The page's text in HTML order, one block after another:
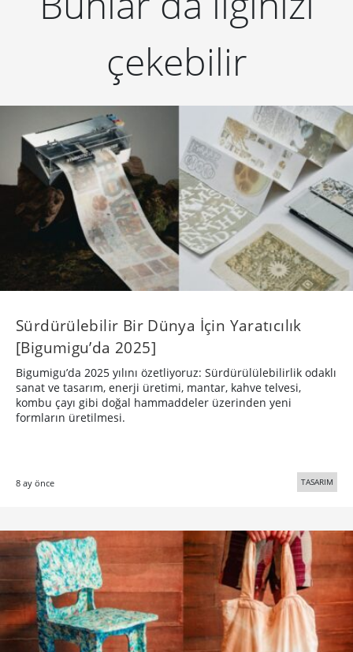
çekebilir
Sürdürülebilir Bir Dünya İçin Yaratıcılık
[Bigumigu’da 2025]
Bigumigu’da 2025 yılını özetliyoruz: Sürdürülülebilirlik odaklı
sanat ve tasarım, enerji üretimi, mantar, kahve telvesi,
kombu çayı gibi doğal hammaddeler üzerinden yeni
formların üretilmesi.
8 ay önce TASARIM